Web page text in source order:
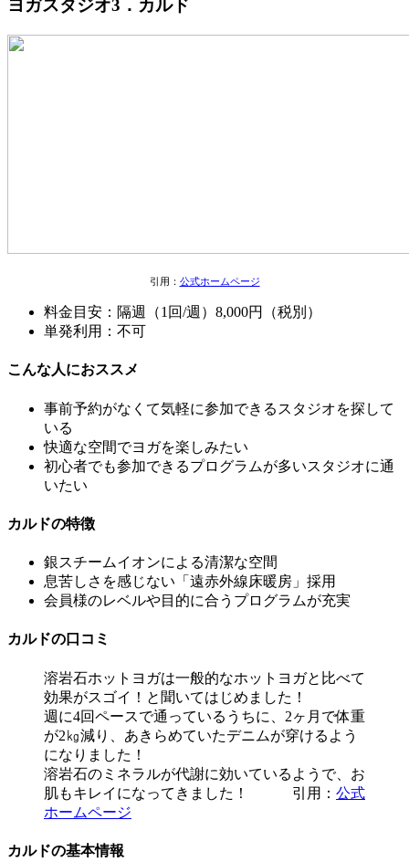
ヨガスタジオ3．カルド
引用： 公式ホームページ
料金目安：隔週（1回/週）8,000円（税別）
単発利用：不可
こんな人におススメ
事前予約がなくて気軽に参加できる スタジオを探して
いる
快適な空間でヨガを楽しみたい
初心者でも参加できるプログラムが多いスタジオに通
いたい
カルドの特徴
銀スチームイオンによる清潔な空間
息苦しさを感じない 「 遠赤外線床暖房 」 採用
会員様のレベルや目的に合うプログラムが充実
カルドの口コミ
溶岩石ホットヨガは一般的なホットヨガと比べて
効果がスゴイ！と聞いてはじめました！
週に4回ペースで通っているうちに、2ヶ月で体重
が2㎏減り、あきらめていたデニムが穿けるよう
になりました！
溶岩石のミネラルが代謝に効いているようで、お
肌もキレイになってきました！ 引用： 公式
ホームページ
カルドの基本情報